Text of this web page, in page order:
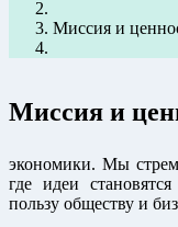
Миссия и
Миссия и
экономики. Мы
где идеи
пользу обществу и